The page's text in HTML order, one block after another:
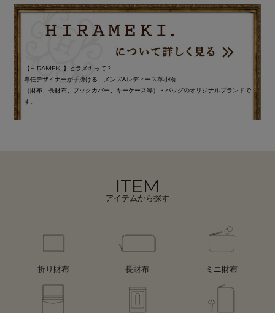
【HIRAMEKI.】ヒラメキって？
専任デザイナーが手掛ける、メンズ&レディース革小物
（財布、長財布、ブックカバー、キーケース等）・バッグのオリジナルブランドで
す。
ITEM
アイテムから探す
折り財布 長財布 ミニ財布